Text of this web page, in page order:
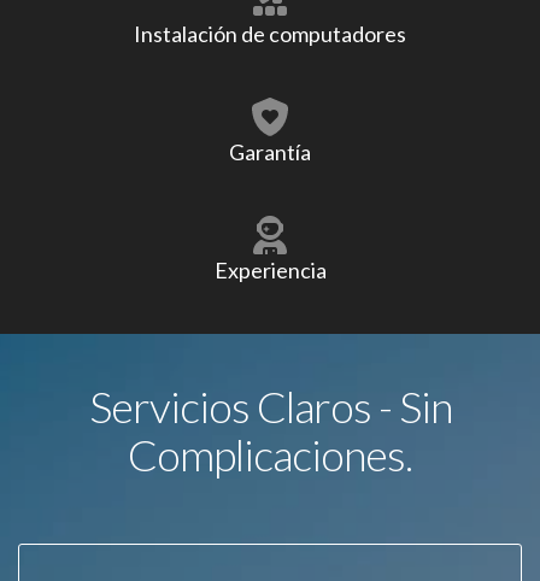
Instalación de computadores
Garantía
Experiencia
Servicios Claros - Sin
Complicaciones.